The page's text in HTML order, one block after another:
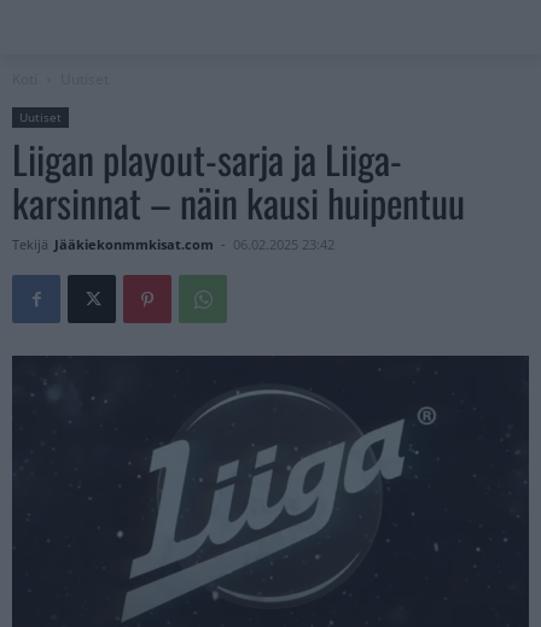
Uutiset
Liigan playout-sarja ja Liiga-
karsinnat – näin kausi huipentuu
Tekijä Jääkiekonmmkisat.com - 06.02.2025 23:42